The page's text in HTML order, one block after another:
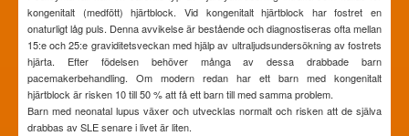
kongenitalt (medfött) hjärtblock. Vid kongenitalt hjärtblock har fostret en
onaturligt låg puls. Denna avvikelse är bestående och diagnostiseras ofta mellan
15:e och 25:e graviditetsveckan med hjälp av ultraljudsundersökning av fostrets
hjärta. Efter födelsen behöver många av dessa drabbade barn
pacemakerbehandling. Om modern redan har ett barn med kongenitalt
hjärtblock är risken 10 till 50 % att få ett barn till med samma problem.
Barn med neonatal lupus växer och utvecklas normalt och risken att de själva
drabbas av SLE senare i livet är liten.